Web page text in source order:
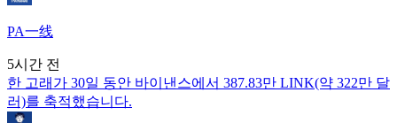
PA一线
5시간 전
한 고래가 30일 동안 바이낸스에서 387.83만 LINK(약 322만 달
러)를 축적했습니다.